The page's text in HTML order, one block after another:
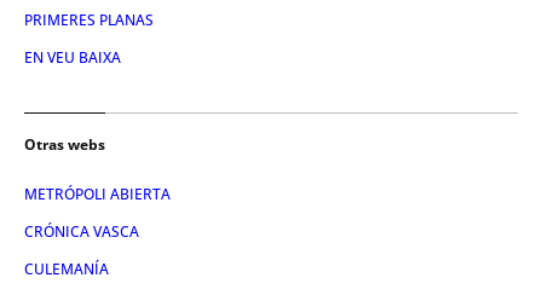
PRIMERES PLANAS
EN VEU BAIXA
Otras webs
METRÓPOLI ABIERTA
CRÓNICA VASCA
CULEMANÍA